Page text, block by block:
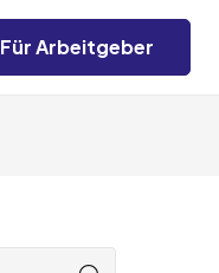
Für Arbeitgeber